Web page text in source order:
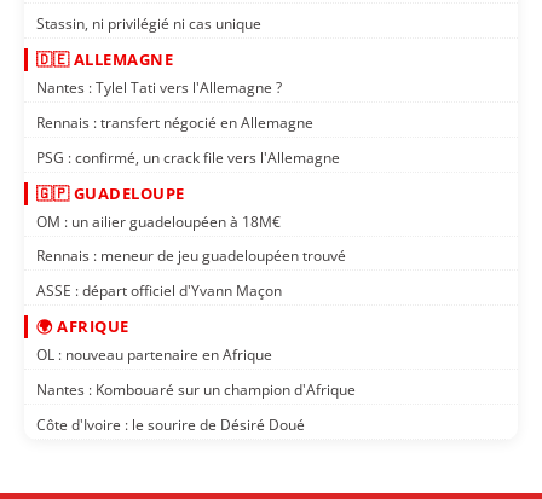
Stassin, ni privilégié ni cas unique
🇩🇪 ALLEMAGNE
Nantes : Tylel Tati vers l'Allemagne ?
Rennais : transfert négocié en Allemagne
PSG : confirmé, un crack file vers l'Allemagne
🇬🇵 GUADELOUPE
OM : un ailier guadeloupéen à 18M€
Rennais : meneur de jeu guadeloupéen trouvé
ASSE : départ officiel d'Yvann Maçon
🌍 AFRIQUE
OL : nouveau partenaire en Afrique
Nantes : Kombouaré sur un champion d'Afrique
Côte d'Ivoire : le sourire de Désiré Doué